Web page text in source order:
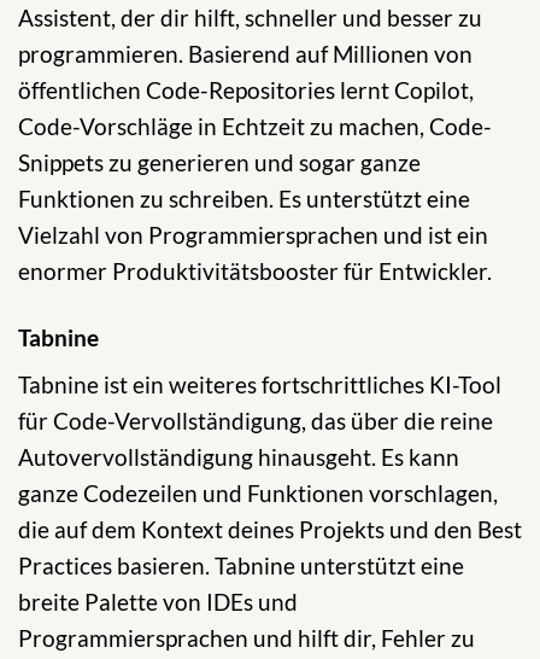
Assistent, der dir hilft, schneller und besser zu
programmieren. Basierend auf Millionen von
öffentlichen Code-Repositories lernt Copilot,
Code-Vorschläge in Echtzeit zu machen, Code-
Snippets zu generieren und sogar ganze
Funktionen zu schreiben. Es unterstützt eine
Vielzahl von Programmiersprachen und ist ein
enormer Produktivitätsbooster für Entwickler.
Tabnine
Tabnine ist ein weiteres fortschrittliches KI-Tool
für Code-Vervollständigung, das über die reine
Autovervollständigung hinausgeht. Es kann
ganze Codezeilen und Funktionen vorschlagen,
die auf dem Kontext deines Projekts und den Best
Practices basieren. Tabnine unterstützt eine
breite Palette von IDEs und
Programmiersprachen und hilft dir, Fehler zu